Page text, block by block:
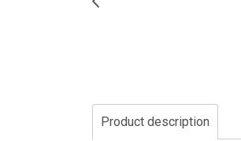
Product description